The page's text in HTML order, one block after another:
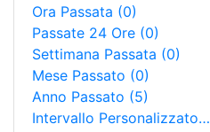
Ora Passata (0)
Passate 24 Ore (0)
Settimana Passata (0)
Mese Passato (0)
Anno Passato (5)
Intervallo Personalizzato…